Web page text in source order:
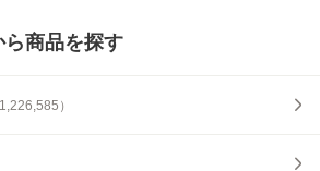
商品を探す
1,226,585 ）